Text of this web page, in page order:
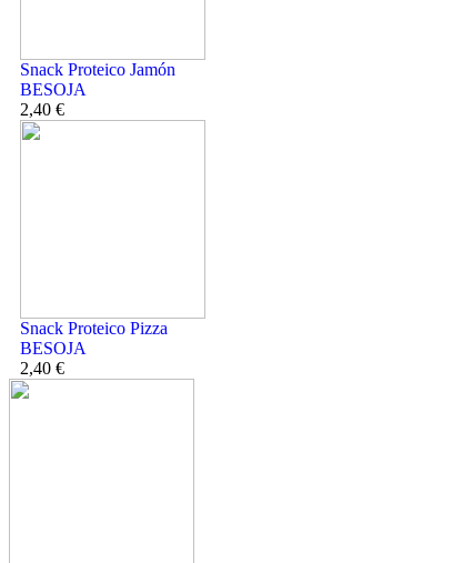
Snack Proteico Jamón
BESOJA
2,40 €
Snack Proteico Pizza
BESOJA
2,40 €